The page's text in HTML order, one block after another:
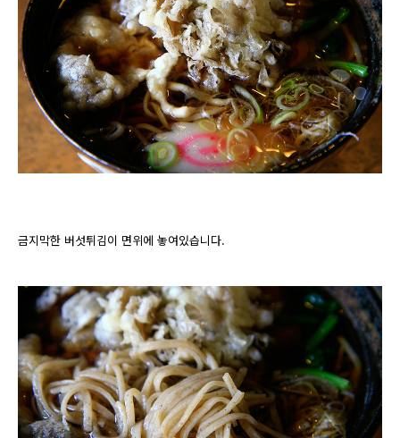
금지막한 버섯튀김이 면위에 놓여있습니다.